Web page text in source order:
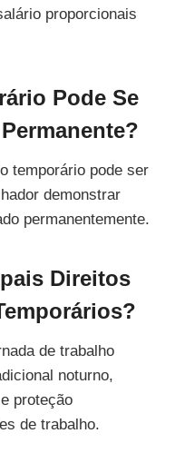
proporcionais
Pode Se
temporário pode ser
demonstrar
permanentemente.
Direitos
de trabalho
noturno,
proteção
de trabalho.